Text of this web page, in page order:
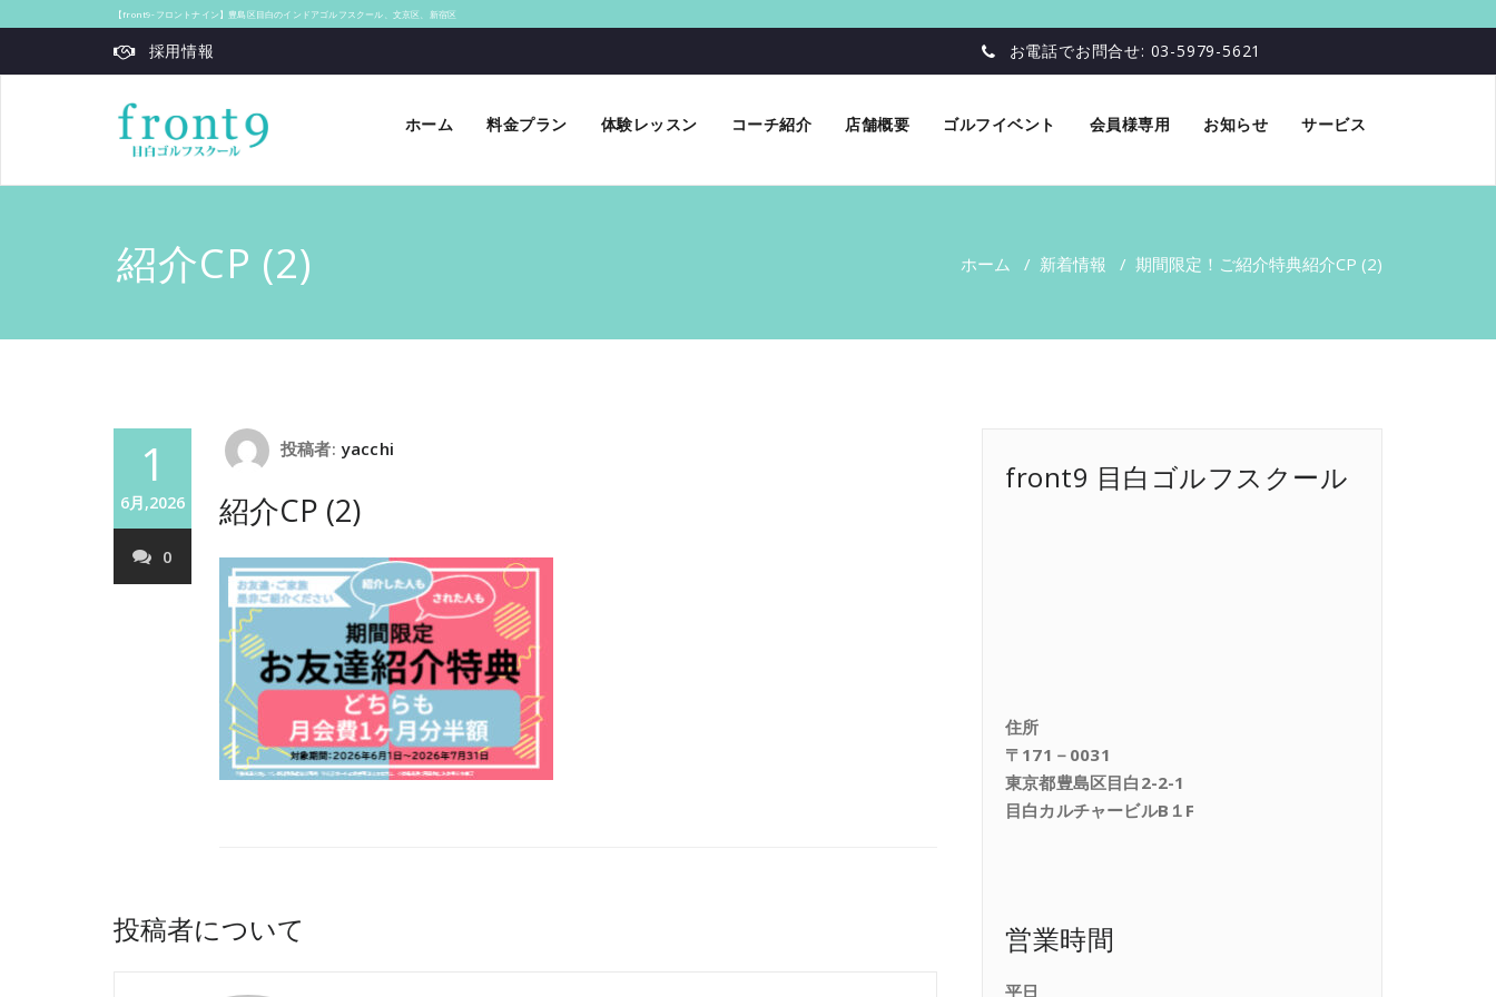
【front9‐フロントナイン】豊島区目白のインドアゴルフスクール、文京区、新宿区
採用情報 お電話でお問合せ: 03-5979-5621
ホーム 料金プラン 体験レッスン コーチ紹介 店舗概要 ゴルフイベント 会員様専用 お知らせ サービス
紹介CP (2) ホーム / 新着情報 / 期間限定！ご紹介特典紹介CP (2)
1
6月,2026
0
投稿者: yacchi
紹介CP (2)
投稿者について
front9 目白ゴルフスクール
住所
〒171－0031
東京都豊島区目白2-2-1
目白カルチャービルB１F
営業時間
平日